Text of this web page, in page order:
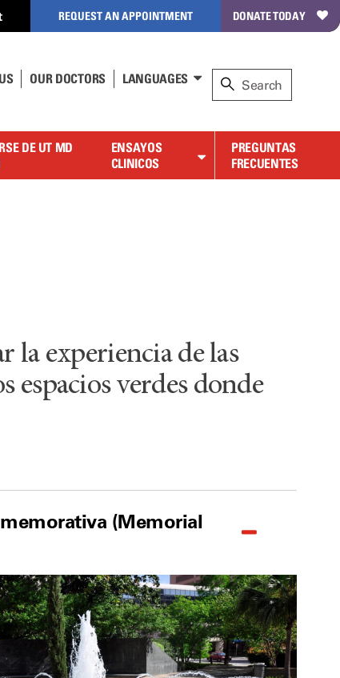
REQUEST AN APPOINTMENT DONATE TODAY
OUR DOCTORS LANGUAGES
DE UT MD
ENSAYOS
CLINICOS
PREGUNTAS
FRECUENTES
la experiencia de las
espacios verdes donde
(Memorial